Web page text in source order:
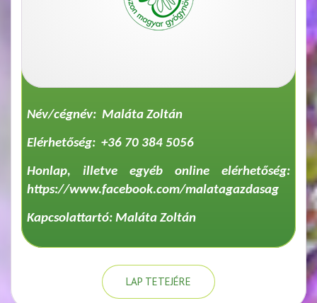
Név/cégnév: Maláta Zoltán
Elérhetőség: +36 70 384 5056
Honlap, illetve egyéb online elérhetőség:
https://www.facebook.com/malatagazdasag
Kapcsolattartó: Maláta Zoltán
LAP TETEJÉRE